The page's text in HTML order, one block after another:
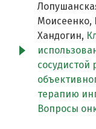
Моисеенко,
Хандогин,
сосудистой
терапию
Вопросы